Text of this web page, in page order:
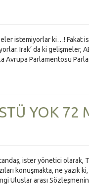
istemiyorlar ki…! Fakat
Irak’ da ki gelişmeler,
Avrupa Parlamentosu
YOK 72
ister yönetici olarak,
konuşmakta, ne
Uluslar arası